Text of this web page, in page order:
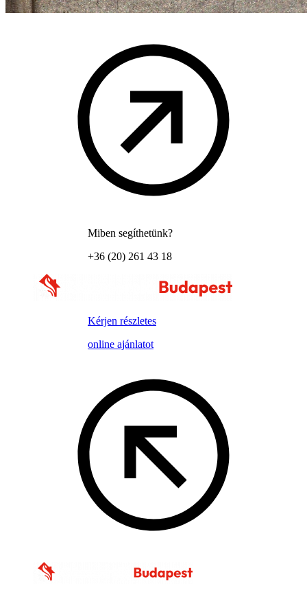
Miben segíthetünk?
+36 (20) 261 43 18
Kérjen részletes
online ajánlatot